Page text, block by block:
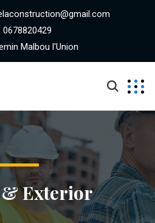
0678820429
Malbou l'Union
& Exterior